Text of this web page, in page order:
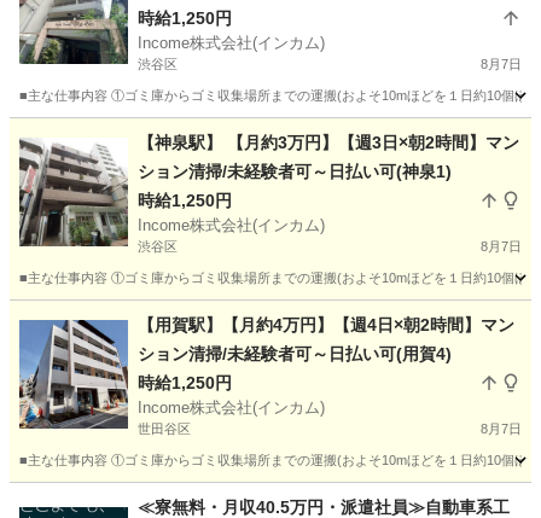
公園3)
時給1,250円
Income株式会社(インカム)
渋谷区 8月7日
■主な仕事内容 ①ゴミ庫からゴミ収集場所までの運搬(およそ10mほどを１日約10個
その他 時給
【神泉駅】 【月約3万円】【週3日×朝2時間】マン
ション清掃/未経験者可～日払い可(神泉1)
時給1,250円
Income株式会社(インカム)
渋谷区 8月7日
■主な仕事内容 ①ゴミ庫からゴミ収集場所までの運搬(およそ10mほどを１日約10個
その他 時給
【用賀駅】【月約4万円】【週4日×朝2時間】マン
ション清掃/未経験者可～日払い可(用賀4)
時給1,250円
Income株式会社(インカム)
世田谷区 8月7日
■主な仕事内容 ①ゴミ庫からゴミ収集場所までの運搬(およそ10mほどを１日約10個
その他 東急田園都市線
≪寮無料・月収40.5万円・派遣社員≫自動車系工